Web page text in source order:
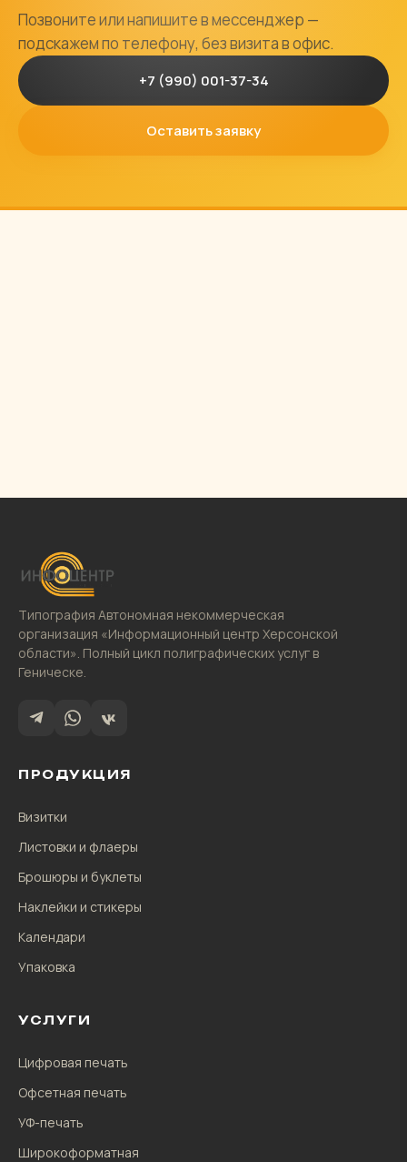
Позвоните или напишите в мессенджер —
подскажем по телефону, без визита в офис.
+7 (990) 001-37-34
Оставить заявку
Типография Автономная некоммерческая
организация «Информационный центр Херсонской
области». Полный цикл полиграфических услуг в
Геническе.
ПРОДУКЦИЯ
Визитки
Листовки и флаеры
Брошюры и буклеты
Наклейки и стикеры
Календари
Упаковка
УСЛУГИ
Цифровая печать
Офсетная печать
УФ-печать
Широкоформатная